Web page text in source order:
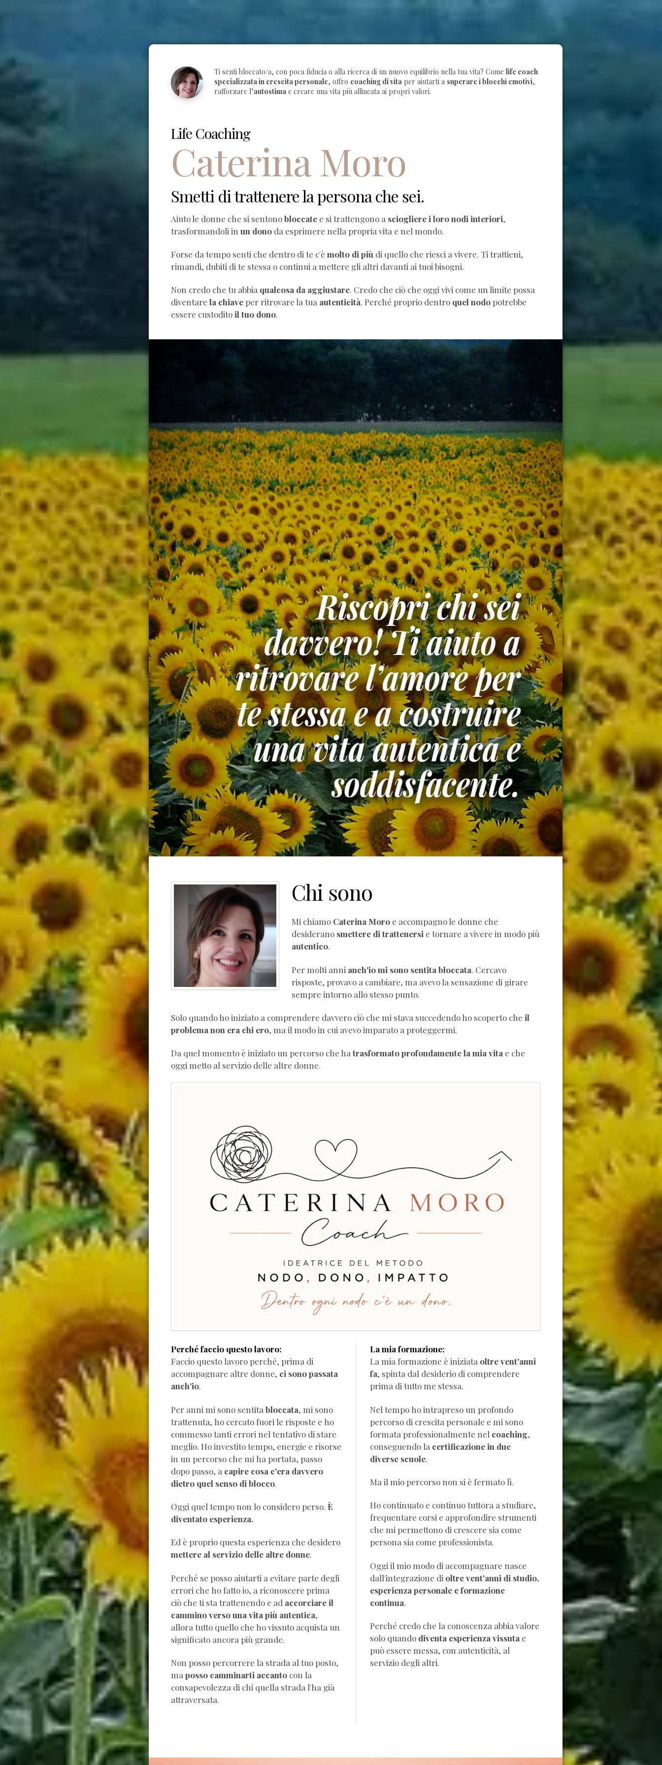
Ti senti bloccato/a, con poca fiducia o alla ricerca di un nuovo equilibrio nella tua vita? Come life coach
specializzata in crescita personale, offro coaching di vitaper aiutarti a superare i blocchi emotivi,
rafforzare l’autostimae creare una vita più allineata ai propri valori.
Life Coaching
Caterina Moro
Smetti di trattenere la persona che sei.
Aiuto le donne che si sentonobloccate e si trattengono a sciogliere i loro nodi interiori,
trasformandoli inun dono da esprimere nella propria vita e nel mondo.
Forse da tempo senti che dentro di te c'èmolto di più di quello che riesci a vivere. Ti trattieni,
rimandi, dubiti di te stessa o continui a mettere gli altri davanti ai tuoi bisogni.
Non credo che tu abbia qualcosa da aggiustare. Credo che ciò che oggi vivi come un limite possa
diventarela chiave per ritrovare la tua autenticità. Perché proprio dentro quel nodo potrebbe
essere custoditoil tuo dono.
Chi sono
Mi chiamo Caterina Moro e accompagno le donne che
desiderano smettere di trattenersi e tornare a vivere in modo più
autentico.
Per molti anni anch'io mi sono sentita bloccata. Cercavo
risposte, provavo a cambiare, ma avevo la sensazione di girare
sempre intorno allo stesso punto.
Solo quando ho iniziato a comprendere davvero ciò che mi stava succedendo ho scoperto cheil
problema non era chi ero, ma il modo in cui avevo imparato a proteggermi.
Da quel momento è iniziato un percorso che hatrasformato profondamente la mia vita e che
oggi metto al servizio delle altre donne.
Perché faccio questo lavoro:
Faccio questo lavoro perché, prima di
accompagnare altre donne, ci sono passata
anch'io.
Per anni mi sono sentitabloccata, mi sono
trattenuta, ho cercato fuori le risposte e ho
commesso tanti errori nel tentativo di stare
meglio. Ho investito tempo, energie e risorse
in un percorso che mi ha portata, passo
dopo passo, a capire cosa c'era davvero
dietro quel senso di blocco.
Oggi quel tempo non lo considero perso. È
diventato esperienza.
Ed è proprio questa esperienza che desidero
mettere al servizio delle altre donne.
Perché se posso aiutarti a evitare parte degli
errori che ho fatto io, a riconoscere prima
ciò che ti sta trattenendo e ad accorciare il
cammino verso una vita più autentica,
allora tutto quello che ho vissuto acquista un
significato ancora più grande.
Non posso percorrere la strada al tuo posto,
maposso camminarti accanto con la
consapevolezza di chi quella strada l'ha già
attraversata.
La mia formazione:
La mia formazione è iniziata oltre vent'anni
fa, spinta dal desiderio di comprendere
prima di tutto me stessa.
Nel tempo ho intrapreso un profondo
percorso di crescita personale e mi sono
formata professionalmente nel coaching,
conseguendo la certificazione in due
diverse scuole.
Ma il mio percorso non si è fermato lì.
Ho continuato e continuo tuttora a studiare,
frequentare corsi e approfondire strumenti
che mi permettono di crescere sia come
persona sia come professionista.
Oggi il mio modo di accompagnare nasce
dall'integrazione di oltre vent'anni di studio,
esperienza personale e formazione
continua.
Perché credo che la conoscenza abbia valore
solo quando diventa esperienza vissuta e
può essere messa, con autenticità, al
servizio degli altri.